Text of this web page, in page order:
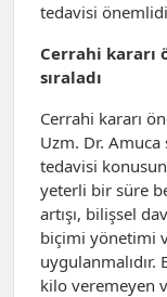
tedavisi
Cerrahi kararı
sıraladı
Cerrahi kararı
Uzm. Dr.
tedavisi
yeterli bir süre
artışı, bilişsel
biçimi yönetimi
uygulanmalıdır.
kilo veremeyen